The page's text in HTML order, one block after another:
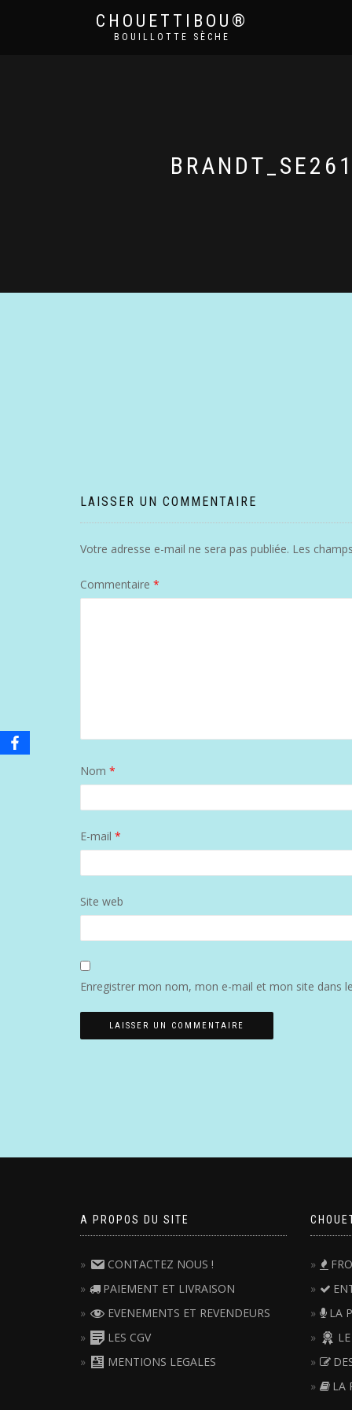
CHOUETTIBOU®
BOUILLOTTE SÈCHE
LAISSER UN COMMENTAIRE
Votre adresse e-mail ne sera pas publiée. Les
Commentaire *
Nom *
E-mail *
Site web
Enregistrer mon nom, mon e-mail et mon site dans
A PROPOS DU SITE
CONTACTEZ NOUS !
PAIEMENT ET LIVRAISON
EVENEMENTS ET REVENDEURS
LES CGV
MENTIONS LEGALES
LA
LA